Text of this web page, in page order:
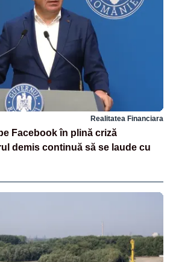
Realitatea Financiara
Facebook în plină criză
demis continuă să se laude cu